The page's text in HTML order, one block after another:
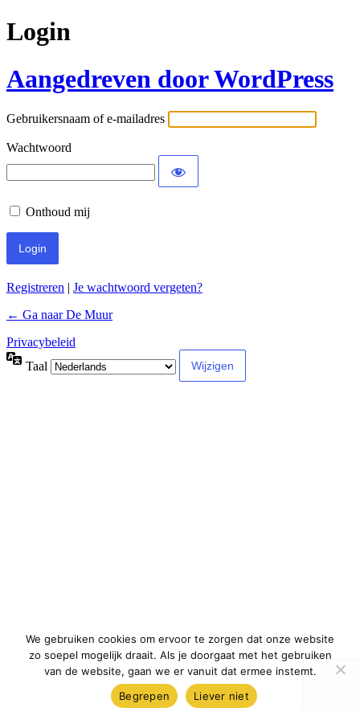
Login
Aangedreven door WordPress
Gebruikersnaam of e-mailadres
Wachtwoord
Onthoud mij
Registreren | Je wachtwoord vergeten?
← Ga naar De Muur
Privacybeleid
Taal
We gebruiken cookies om ervoor te zorgen dat onze website
zo soepel mogelijk draait. Als je doorgaat met het gebruiken
van de website, gaan we er vanuit dat ermee instemt.
Begrepen
Liever niet